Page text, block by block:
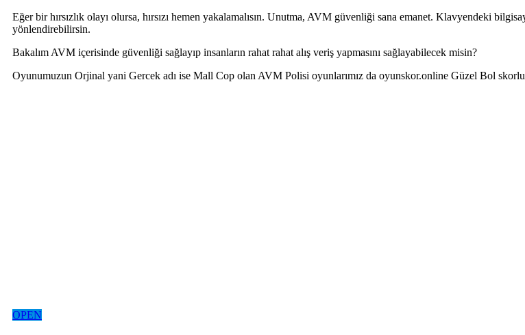
Eğer bir hırsızlık olayı olursa, hırsızı hemen yakalamalısın. Unutma, AVM güvenliği sana emanet. Klavyendeki
yönlendirebilirsin.
Bakalım AVM içerisinde güvenliği sağlayıp insanların rahat rahat alış veriş yapmasını sağlayabilecek misin?
Oyunumuzun Orjinal yani Gercek adı ise Mall Cop olan AVM Polisi oyunlarımız da oyunskor.online Güzel Bol
OPEN